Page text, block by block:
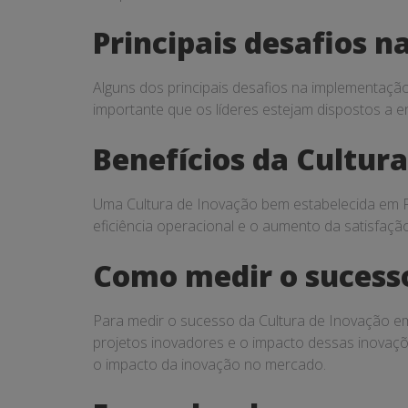
Principais desafios
Alguns dos principais desafios na
importante que os líderes estejam dispostos a
Benefícios da
Uma Cultura de Inovação bem estabelecida
eficiência operacional e o aumento da
Como medir o
Para medir o sucesso da Cultura de Inovação
projetos inovadores e o impacto dessas
o impacto da inovação no mercado.